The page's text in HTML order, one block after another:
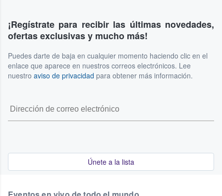
¡Regístrate para recibir las últimas novedades,
ofertas exclusivas y mucho más!
Puedes darte de baja en cualquier momento haciendo clic en el
enlace que aparece en nuestros correos electrónicos. Lee
nuestro aviso de privacidad para obtener más información.
Únete a la lista